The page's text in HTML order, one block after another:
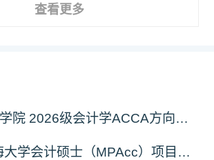
查看更多
湖北大学商学院 2026级会计学ACCA方向班招生简章
2027年河海大学会计硕士（MPAcc）项目简介